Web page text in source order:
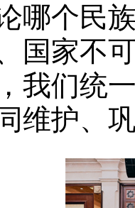
哪个民
国家不
我们统
维护、